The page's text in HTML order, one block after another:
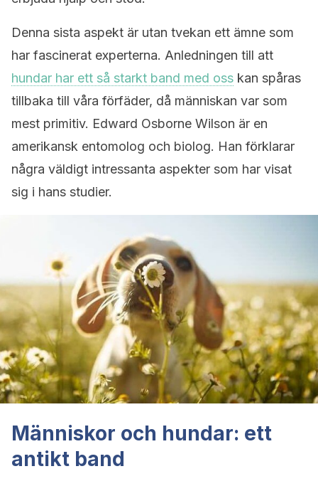
Denna sista aspekt är utan tvekan ett ämne som
har fascinerat experterna. Anledningen till att
hundar har ett så starkt band med oss kan spåras
tillbaka till våra förfäder, då människan var som
mest primitiv. Edward Osborne Wilson är en
amerikansk entomolog och biolog. Han förklarar
några väldigt intressanta aspekter som har visat
sig i hans studier.
Människor och hundar: ett
antikt band